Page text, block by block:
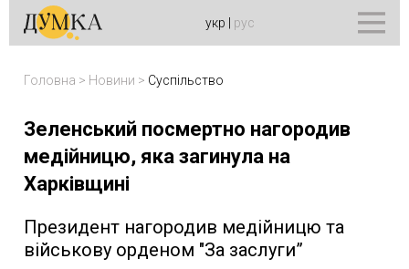
укр рус
Головна > Новини > Суспільство
Зеленський посмертно нагородив
медійницю, яка загинула на
Харківщині
Президент нагородив медійницю та
військову орденом "За заслуги”